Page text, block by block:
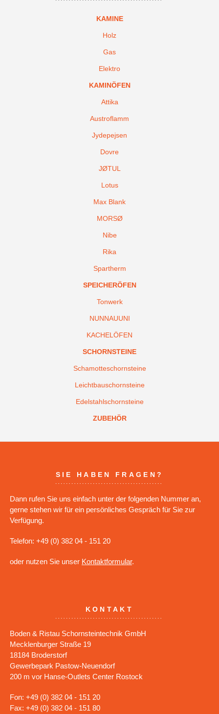
KAMINE
Holz
Gas
Elektro
KAMINÖFEN
Attika
Austroflamm
Jydepejsen
Dovre
JØTUL
Lotus
Max Blank
MORSØ
Nibe
Rika
Spartherm
SPEICHERÖFEN
Tonwerk
NUNNAUUNI
KACHELÖFEN
SCHORNSTEINE
Schamotteschornsteine
Leichtbauschornsteine
Edelstahlschornsteine
ZUBEHÖR
SIE HABEN FRAGEN?
Dann rufen Sie uns einfach unter der folgenden Nummer an,
gerne stehen wir für ein persönliches Gespräch für Sie zur
Verfügung.
Telefon: +49 (0) 382 04 - 151 20
oder nutzen Sie unser Kontaktformular.
KONTAKT
Boden & Ristau Schornsteintechnik GmbH
Mecklenburger Straße 19
18184 Broderstorf
Gewerbepark Pastow-Neuendorf
200 m vor Hanse-Outlets Center Rostock
Fon: +49 (0) 382 04 - 151 20
Fax: +49 (0) 382 04 - 151 80